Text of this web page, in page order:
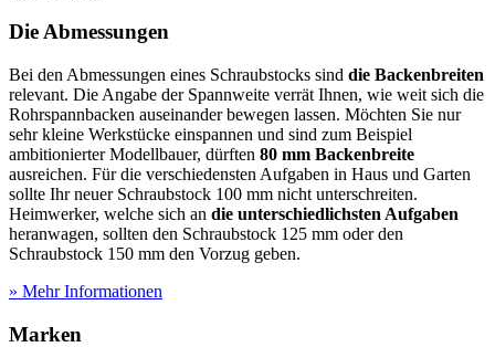
Die Abmessungen
Bei den Abmessungen eines Schraubstocks sind die Backenbreiten
relevant. Die Angabe der Spannweite verrät Ihnen, wie weit sich die
Rohrspannbacken auseinander bewegen lassen. Möchten Sie nur
sehr kleine Werkstücke einspannen und sind zum Beispiel
ambitionierter Modellbauer, dürften 80 mm Backenbreite
ausreichen. Für die verschiedensten Aufgaben in Haus und Garten
sollte Ihr neuer Schraubstock 100 mm nicht unterschreiten.
Heimwerker, welche sich an die unterschiedlichsten Aufgaben
heranwagen, sollten den Schraubstock 125 mm oder den
Schraubstock 150 mm den Vorzug geben.
» Mehr Informationen
Marken